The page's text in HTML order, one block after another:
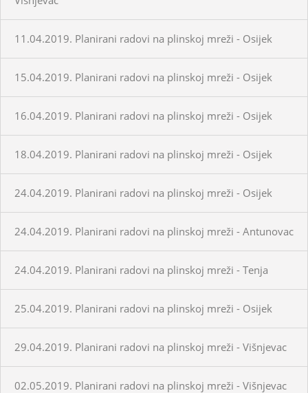
11.04.2019. Planirani radovi na plinskoj mreži - Osijek
15.04.2019. Planirani radovi na plinskoj mreži - Osijek
16.04.2019. Planirani radovi na plinskoj mreži - Osijek
18.04.2019. Planirani radovi na plinskoj mreži - Osijek
24.04.2019. Planirani radovi na plinskoj mreži - Osijek
24.04.2019. Planirani radovi na plinskoj mreži - Antunovac
24.04.2019. Planirani radovi na plinskoj mreži - Tenja
25.04.2019. Planirani radovi na plinskoj mreži - Osijek
29.04.2019. Planirani radovi na plinskoj mreži - Višnjevac
02.05.2019. Planirani radovi na plinskoj mreži - Višnjevac